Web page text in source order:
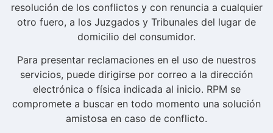
resolución de los conflictos y con renuncia a cualquier
otro fuero, a los Juzgados y Tribunales del lugar de
domicilio del consumidor.
Para presentar reclamaciones en el uso de nuestros
servicios, puede dirigirse por correo a la dirección
electrónica o física indicada al inicio. RPM se
compromete a buscar en todo momento una solución
amistosa en caso de conflicto.